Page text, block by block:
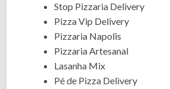
Stop Pizzaria Delivery
Pizza Vip Delivery
Pizzaria Napolis
Pizzaria Artesanal
Lasanha Mix
Pé de Pizza Delivery